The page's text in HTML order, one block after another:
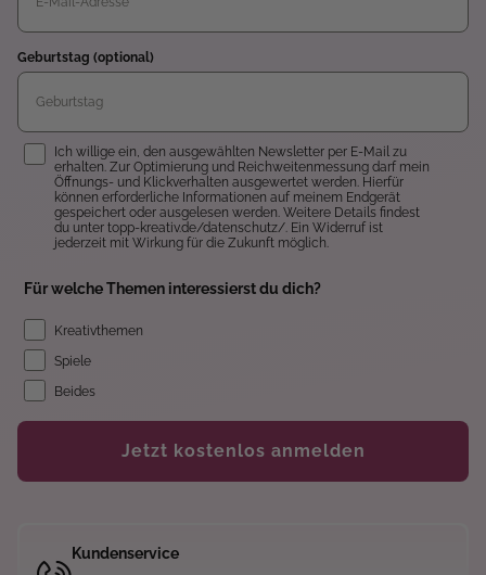
Geburtstag (optional)
Einwilligung
Ich willige ein, den ausgewählten Newsletter per E-Mail zu
erhalten. Zur Optimierung und Reichweitenmessung darf mein
Öffnungs- und Klickverhalten ausgewertet werden. Hierfür
können erforderliche Informationen auf meinem Endgerät
gespeichert oder ausgelesen werden. Weitere Details findest
du unter topp-kreativ.de/datenschutz/. Ein Widerruf ist
jederzeit mit Wirkung für die Zukunft möglich.
Für welche Themen interessierst du dich?
Kreativthemen
Spiele
Beides
Jetzt kostenlos anmelden
Kundenservice